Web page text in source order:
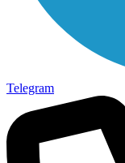
Telegram